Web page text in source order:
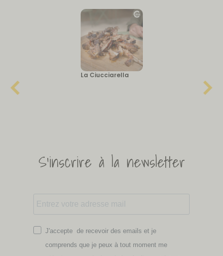
La Ciucciarella
S'inscrire à la newsletter
J'accepte de recevoir des emails et je
comprends que je peux à tout moment me